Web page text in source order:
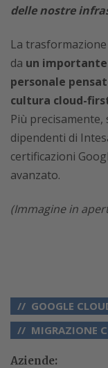
delle nostre
La
da un
personale
cultura cloud-
Più
dipendenti di
certificazioni
avanzato.
(Immagine in
GOOGLE
MIGRAZIONE
Aziende: